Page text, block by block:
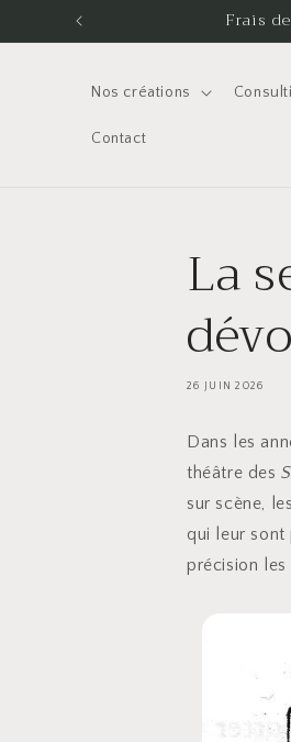
Frais
Nos créations
Contact
La
26 JUIN 2026
Dans les
théâtre des
sur scène,
qui leur sont
précision les